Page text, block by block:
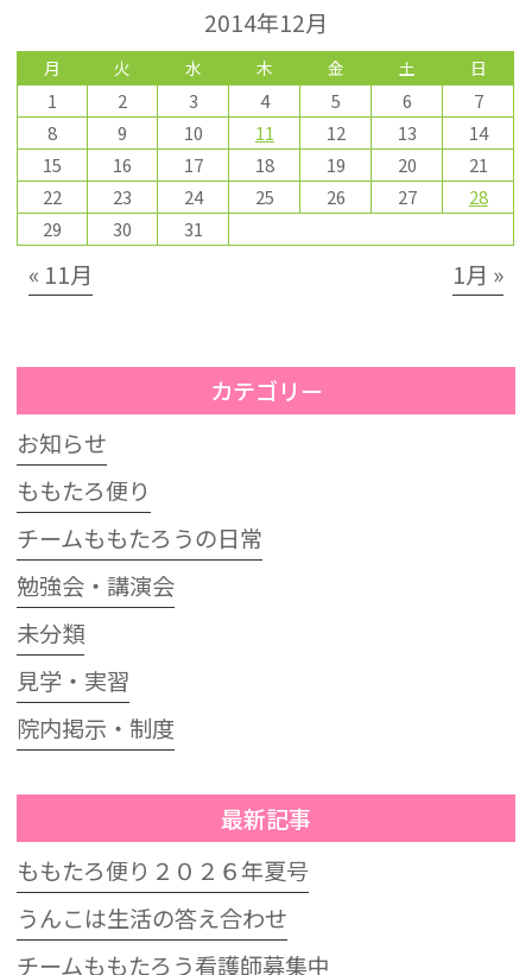
2014年12月
月 火 水 木 金 土 日
1 2 3 4 5 6
7
8
9 10 11 12 13
14
15
16 17 18 19 20
21
22
23 24 25 26 27
28
29
30 31
« 11月 1月 »
カテゴリー
お知らせ
ももたろ便り
チームももたろうの日常
勉強会・講演会
未分類
見学・実習
院内掲示・制度
最新記事
ももたろ便り２０２６年夏号
うんこは生活の答え合わせ
チームももたろう看護師募集中